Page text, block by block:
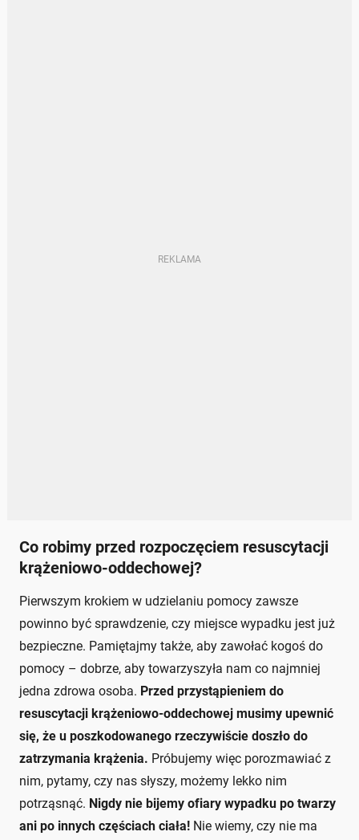
Co robimy przed rozpoczęciem resuscytacji
krążeniowo-oddechowej?
Pierwszym krokiem w udzielaniu pomocy zawsze
powinno być sprawdzenie, czy miejsce wypadku jest już
bezpieczne. Pamiętajmy także, aby zawołać kogoś do
pomocy – dobrze, aby towarzyszyła nam co najmniej
jedna zdrowa osoba. Przed przystąpieniem do
resuscytacji krążeniowo-oddechowej musimy upewnić
się, że u poszkodowanego rzeczywiście doszło do
zatrzymania krążenia. Próbujemy więc porozmawiać z
nim, pytamy, czy nas słyszy, możemy lekko nim
potrząsnąć. Nigdy nie bijemy ofiary wypadku po twarzy
ani po innych częściach ciała! Nie wiemy, czy nie ma